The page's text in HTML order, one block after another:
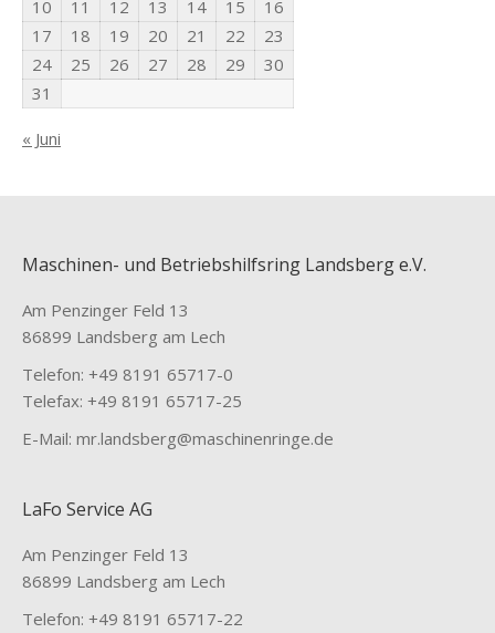
10
11 12 13 14 15
16
17
18 19 20 21 22
23
24
25 26 27 28 29
30
31
« Juni
Maschinen- und Betriebshilfsring Landsberg e.V.
Am Penzinger Feld 13
86899 Landsberg am Lech
Telefon: +49 8191 65717-0
Telefax: +49 8191 65717-25
E-Mail: mr.landsberg@maschinenringe.de
LaFo Service AG
Am Penzinger Feld 13
86899 Landsberg am Lech
Telefon: +49 8191 65717-22